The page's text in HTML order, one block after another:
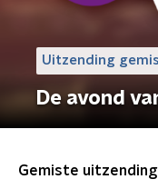
Uitzending
De avond
Gemiste